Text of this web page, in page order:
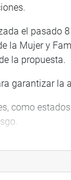
el pasado
la Mujer y
la propuesta.
garantizar la
como